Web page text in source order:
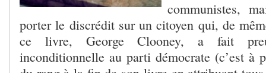
communistes,
porter le discrédit sur un citoyen qui, de
ce livre, George Clooney, a fait
inconditionnelle au parti démocrate (c’est à